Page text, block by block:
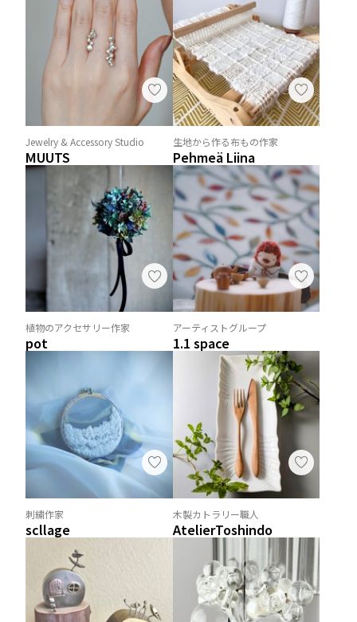
Jewelry & Accessory Studio
MUUTS
生地から作る布もの作家
Pehmeä Liina
植物のアクセサリー作家
pot
アーティストグループ
1.1 space
刺繍作家
scllage
木製カトラリー職人
AtelierToshindo